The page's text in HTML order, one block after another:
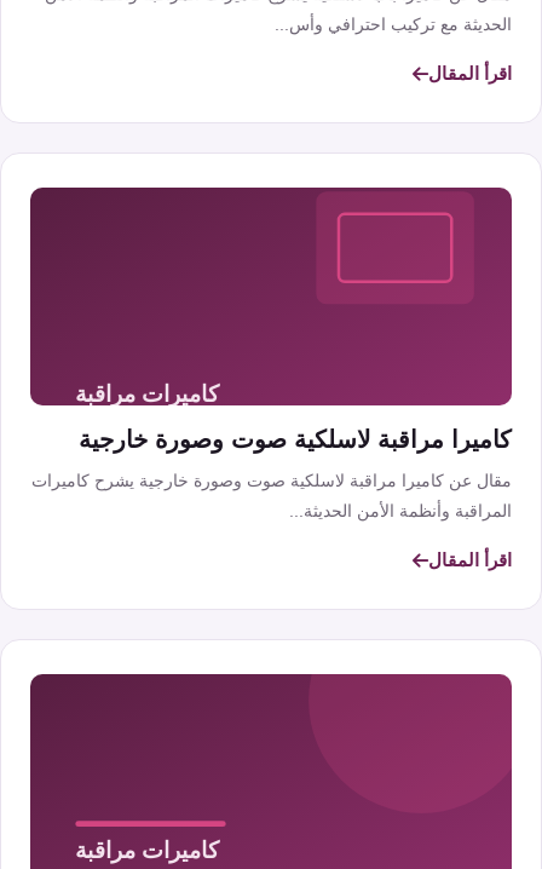
الحديثة مع تركيب احترافي وأس...
اقرأ المقال
كاميرا مراقبة لاسلكية صوت وصورة خارجية
مقال عن كاميرا مراقبة لاسلكية صوت وصورة خارجية يشرح كاميرات
المراقبة وأنظمة الأمن الحديثة...
اقرأ المقال